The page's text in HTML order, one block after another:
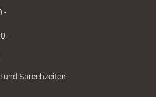
-
-
Sprechzeiten